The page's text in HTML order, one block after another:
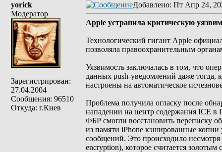
yorick
Модератор
Зарегистрирован:
27.04.2004
Сообщения: 96510
Откуда: г.Киев
Добавлено: Пт Апр 24,
Apple устранила критическую
Технологический гигант Apple
позволяла правоохранительным
Уязвимость заключалась в том, что
данных push-уведомлений даже тогда,
настроены на автоматическое
Проблема получила огласку после
нападении на центр содержания ICE
ФБР смогли восстановить переписку
из памяти iPhone кэшированные
сообщений. Это происходило несмотря
encryption), которое считается золотым